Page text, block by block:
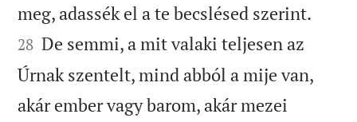
meg, adassék el a te becslésed szerint.
28 De semmi, a mit valaki teljesen az
Úrnak szentelt, mind abból a mije van,
akár ember vagy barom, akár mezei